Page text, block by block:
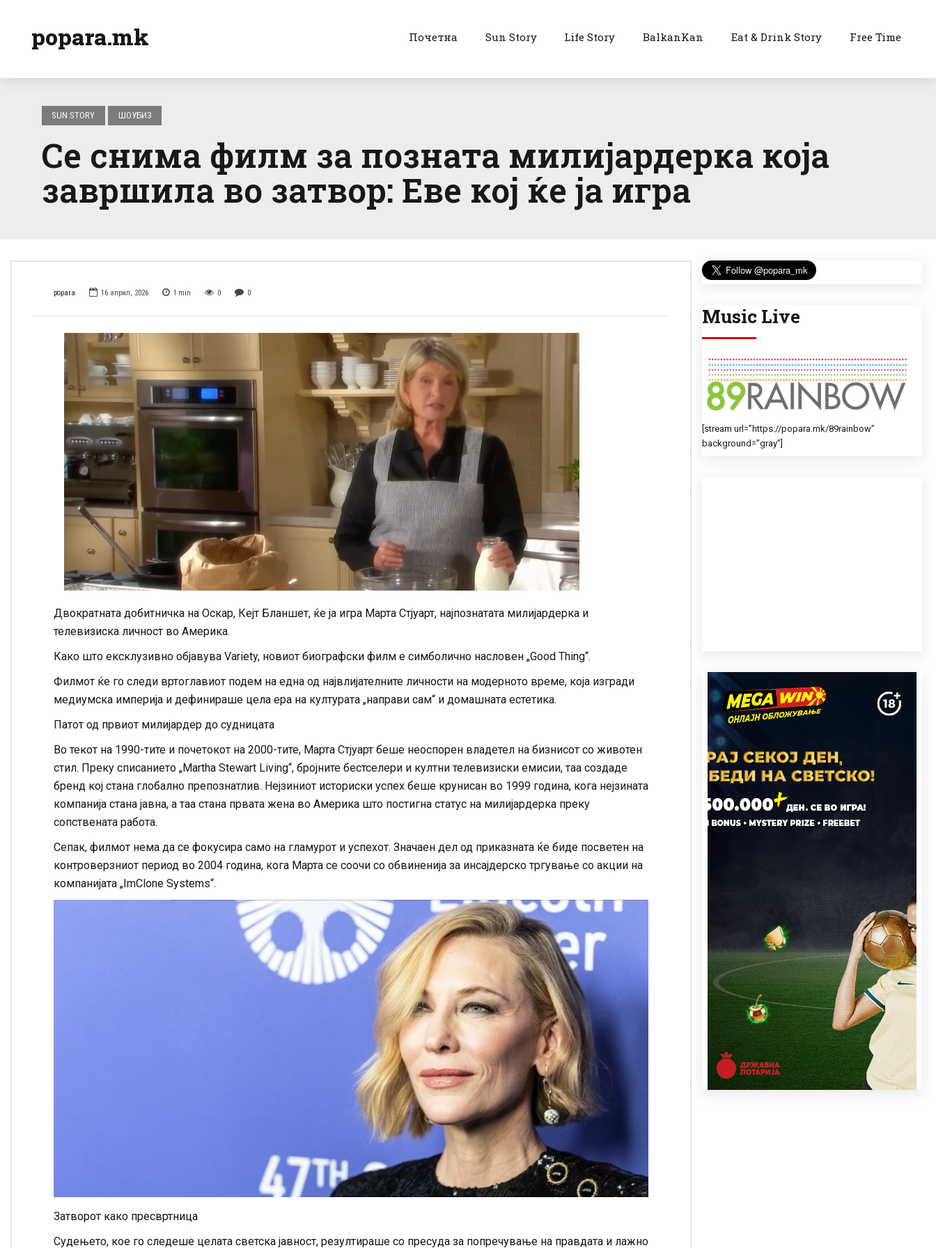
popara.mk Почетна Sun Story Life Story BalkanKan Eat & Drink Story Free Time
SUN STORY ШОУБИЗ
Се снима филм за позната милијардерка која
завршила во затвор: Еве кој ќе ја игра
popara 16 април, 2026 1 min 0 0
Двократната добитничка на Оскар, Кејт Бланшет, ќе ја игра Марта Стјуарт, најпознатата милијардерка и
телевизиска личност во Америка.
Како што ексклузивно објавува Variety, новиот биографски филм е симболично насловен „Good Thing“.
Филмот ќе го следи вртоглавиот подем на една од највлијателните личности на модерното време, која изгради
медиумска империја и дефинираше цела ера на културата „направи сам“ и домашната естетика.
Патот од првиот милијардер до судницата
Во текот на 1990-тите и почетокот на 2000-тите, Марта Стјуарт беше неоспорен владетел на бизнисот со животен
стил. Преку списанието „Martha Stewart Living“, бројните бестселери и култни телевизиски емисии, таа создаде
бренд кој стана глобално препознатлив. Нејзиниот историски успех беше крунисан во 1999 година, кога нејзината
компанија стана јавна, а таа стана првата жена во Америка што постигна статус на милијардерка преку
сопствената работа.
Сепак, филмот нема да се фокусира само на гламурот и успехот. Значаен дел од приказната ќе биде посветен на
контроверзниот период во 2004 година, кога Марта се соочи со обвиненија за инсајдерско тргување со акции на
компанијата „ImClone Systems“.
Затворот како пресвртница
Судењето, кое го следеше целата светска јавност, резултираше со пресуда за попречување на правдата и лажно
Music Live
[stream url=”https://popara.mk/89rainbow”
background=”gray”]